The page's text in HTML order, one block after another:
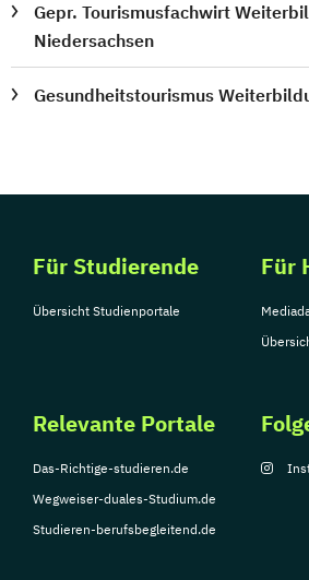
Gepr. Tourismusfachwirt
Niedersachsen
Gesundheitstourismus
Für Studierende
Übersicht Studienportale
Für
Relevante Portale
Das-Richtige-studieren.de
Wegweiser-duales-Studium.de
Studieren-berufsbegleitend.de